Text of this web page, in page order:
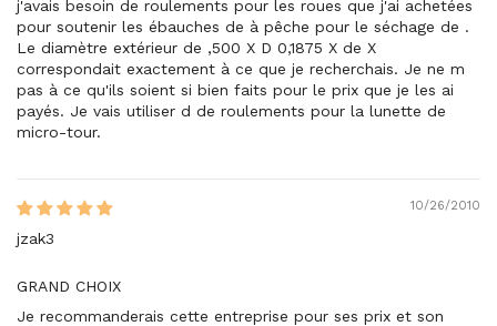
j'avais besoin de roulements pour les roues que j'ai achetées
pour soutenir les ébauches de à pêche pour le séchage de .
Le diamètre extérieur de ,500 X D 0,1875 X de X
correspondait exactement à ce que je recherchais. Je ne m
pas à ce qu'ils soient si bien faits pour le prix que je les ai
payés. Je vais utiliser d de roulements pour la lunette de
micro-tour.
10/26/2010
jzak3
GRAND CHOIX
Je recommanderais cette entreprise pour ses prix et son